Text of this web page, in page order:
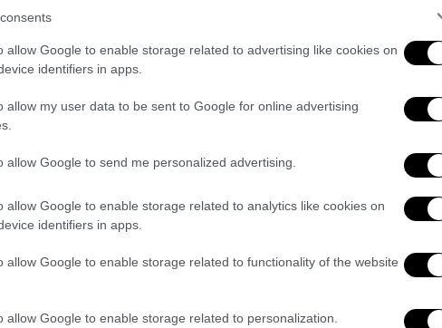
allow Google to enable storage related to advertising like cookies on
identifiers in apps.
allow my user data to be sent to Google for online advertising
allow Google to send me personalized advertising.
allow Google to enable storage related to analytics like cookies on
identifiers in apps.
allow Google to enable storage related to functionality of the website
allow Google to enable storage related to personalization.
συνθήκες και υποχώρηση των
22 βαθμούς.
κρύο, αλλά κι εδώ θα δούμε μεγάλη
υδράργυρο να σκαρφαλώνει στους 21
νεφώσεις το μεσημέρι - απόγευμα.
5 μποφόρ. Από το απόγευμα μεταβλητοί